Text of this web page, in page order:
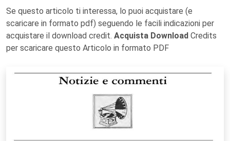
Se questo articolo ti interessa, lo puoi acquistare (e
scaricare in formato pdf) seguendo le facili indicazioni per
acquistare il download credit. Acquista Download Credits
per scaricare questo Articolo in formato PDF